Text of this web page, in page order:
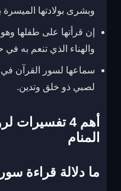
وبشرى بولادتها
إن قرأتها على طفلها
والهناء الذي تنعم به في
سماعها لسور القرآن
لصبي ذو خلق وتدين.
أهم 4
المنام
ما دلالة قراءة